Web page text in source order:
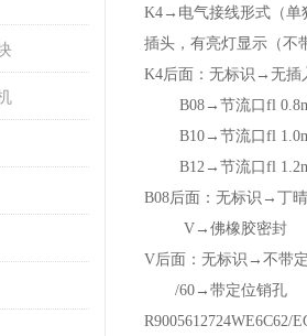
K4→电气接线形式（单
插头，有亮灯显示（不
K4后面：无标识→无插
B08→节流口fl
B10→节流口fl
B12→节流口fl
B08后面：无标识→丁
V→佛橡胶密封 （注
V后面：无标识→不带
/60→带定位销孔
R9005612724WE6C62/